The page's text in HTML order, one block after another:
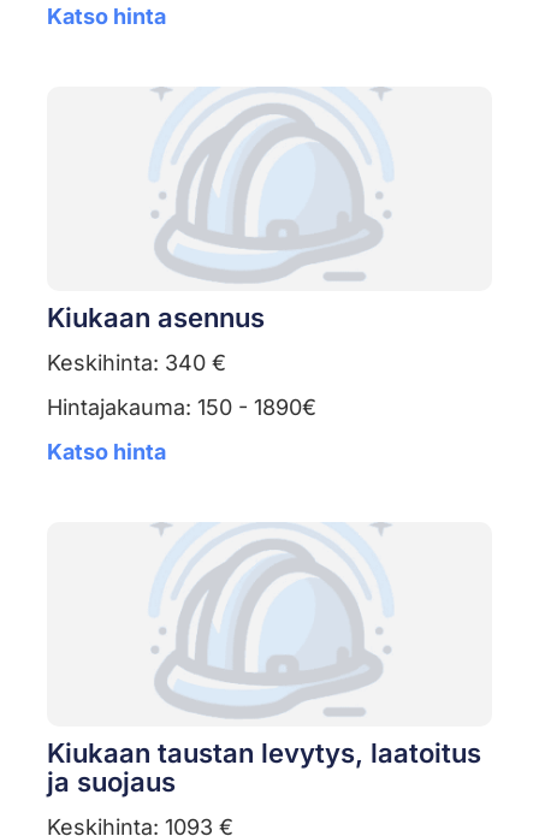
Katso hinta
Kiukaan asennus
Keskihinta: 340 €
Hintajakauma: 150 - 1890€
Katso hinta
Kiukaan taustan levytys, laatoitus
ja suojaus
Keskihinta: 1093 €